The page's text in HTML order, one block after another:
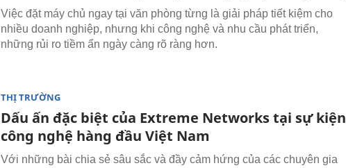
Việc đặt máy chủ ngay tại văn phòng từng là giải pháp tiết kiệm cho
nhiều doanh nghiệp, nhưng khi công nghệ và nhu cầu phát triển,
những rủi ro tiềm ẩn ngày càng rõ ràng hơn.
THỊ TRƯỜNG
Dấu ấn đặc biệt của Extreme Networks tại sự kiện
công nghệ hàng đầu Việt Nam
Với những bài chia sẻ sâu sắc và đầy cảm hứng của các chuyên gia